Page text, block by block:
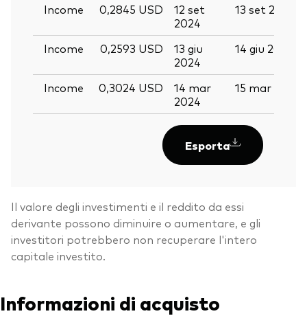
Income 0,2845 USD
12 set
2024
13 set 2024
Income 0,2593 USD
13 giu
2024
14 giu 2024
Income 0,3024 USD
14 mar
2024
15 mar 2024
Esporta
Il valore degli investimenti e il reddito da essi
derivante possono diminuire o aumentare, e gli
investitori potrebbero non recuperare l'intero
capitale investito.
Informazioni di acquisto